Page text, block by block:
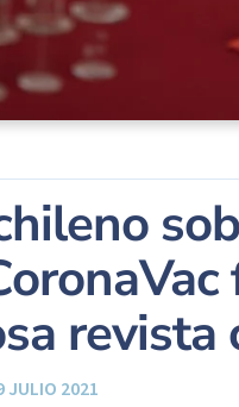
revista
JULIO 2021